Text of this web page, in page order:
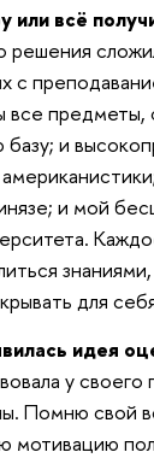
или всё
решения
с
все
базу; и
и мой
для
идея
у своего
Помню свой
мотивацию